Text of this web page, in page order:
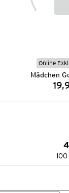
Online
Mädchen